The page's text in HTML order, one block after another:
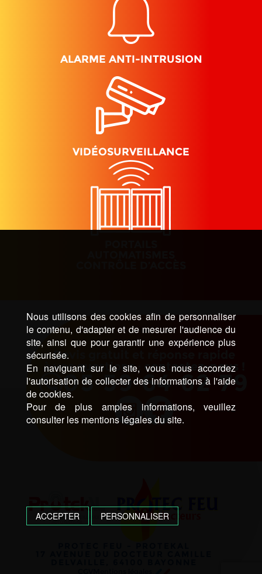
ALARME ANTI-INTRUSION
VIDÉOSURVEILLANCE
Devis gratuit et réponse rapide
à vos questions : contactez-nous !
05 59 64 62 79
Nous utilisons des cookies afin de personnaliser
le contenu, d'adapter et de mesurer l'audience du
site, ainsi que pour garantir une expérience plus
sécurisée.
En naviguant sur le site, vous nous accordez
l'autorisation de collecter des informations à l'aide
de cookies.
Pour de plus amples informations, veuillez
consulter les mentions légales du site.
ACCEPTER PERSONNALISER